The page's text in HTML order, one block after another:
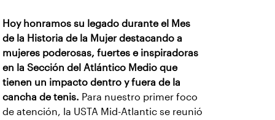
Hoy honramos su legado durante el Mes
de la Historia de la Mujer destacando a
mujeres poderosas, fuertes e inspiradoras
en la Sección del Atlántico Medio que
tienen un impacto dentro y fuera de la
cancha de tenis. Para nuestro primer foco
de atención, la USTA Mid-Atlantic se reunió